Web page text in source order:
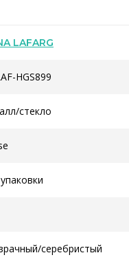
LAFARG
HGS899
стекло
серебристый